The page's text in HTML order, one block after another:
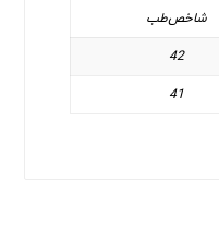
شاخص‌طب
42
41